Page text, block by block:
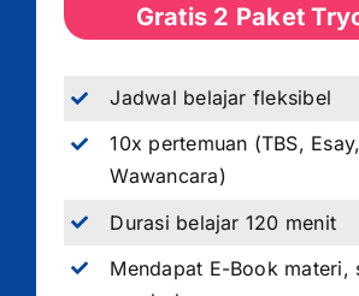
Gratis 2 Paket
Jadwal belajar fleksibel
10x pertemuan (TBS, Esay,
Wawancara)
Durasi belajar 120 menit
Mendapat E-Book materi,